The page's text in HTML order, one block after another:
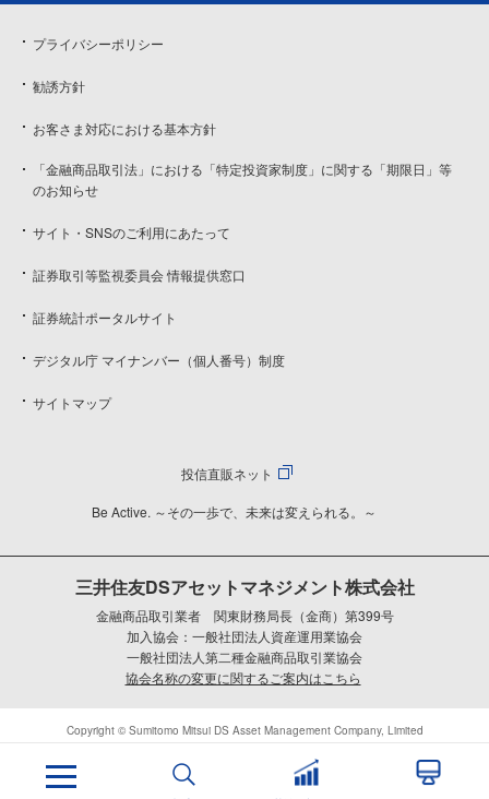
プライバシーポリシー
勧誘方針
お客さま対応における基本方針
「金融商品取引法」における「特定投資家制度」に関する「期限日」等
のお知らせ
サイト・SNSのご利用にあたって
証券取引等監視委員会 情報提供窓口
証券統計ポータルサイト
デジタル庁 マイナンバー（個人番号）制度
サイトマップ
投信直販ネット
Be Active. ～その一歩で、未来は変えられる。～
三井住友DSアセットマネジメント株式会社
金融商品取引業者 関東財務局長（金商）第399号
加入協会：一般社団法人資産運用業協会
一般社団法人第二種金融商品取引業協会
協会名称の変更に関するご案内はこちら
Copyright © Sumitomo Mitsui DS Asset Management Company, Limited